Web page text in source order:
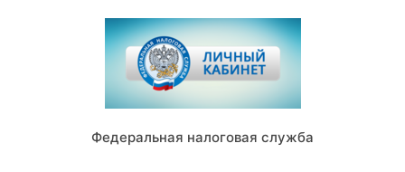
Федеральная налоговая служба